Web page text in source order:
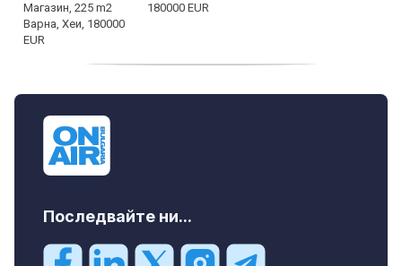
180000 EUR
Последвайте ни...